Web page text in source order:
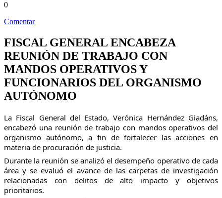
0
Comentar
FISCAL GENERAL ENCABEZA
REUNIÓN DE TRABAJO CON
MANDOS OPERATIVOS Y
FUNCIONARIOS DEL ORGANISMO
AUTÓNOMO
La Fiscal General del Estado, Verónica Hernández Giadáns,
encabezó una reunión de trabajo con mandos operativos del
organismo autónomo, a fin de fortalecer las acciones en
materia de procuración de justicia.
Durante la reunión se analizó el desempeño operativo de cada
área y se evaluó el avance de las carpetas de investigación
relacionadas con delitos de alto impacto y objetivos
prioritarios.